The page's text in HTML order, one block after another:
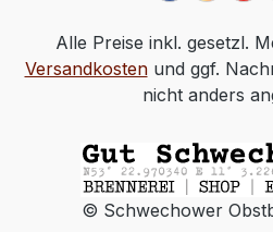
Alle Preise inkl. gesetzl.
Versandkostenund ggf.
nicht anders
© Schwechower